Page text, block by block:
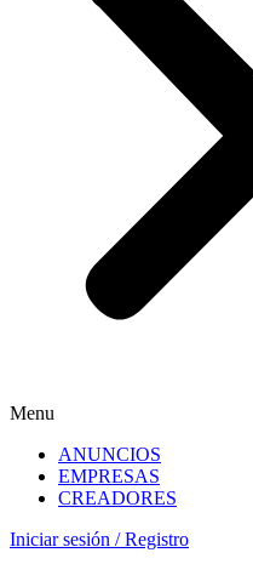
Menu
ANUNCIOS
EMPRESAS
CREADORES
Iniciar sesión / Registro